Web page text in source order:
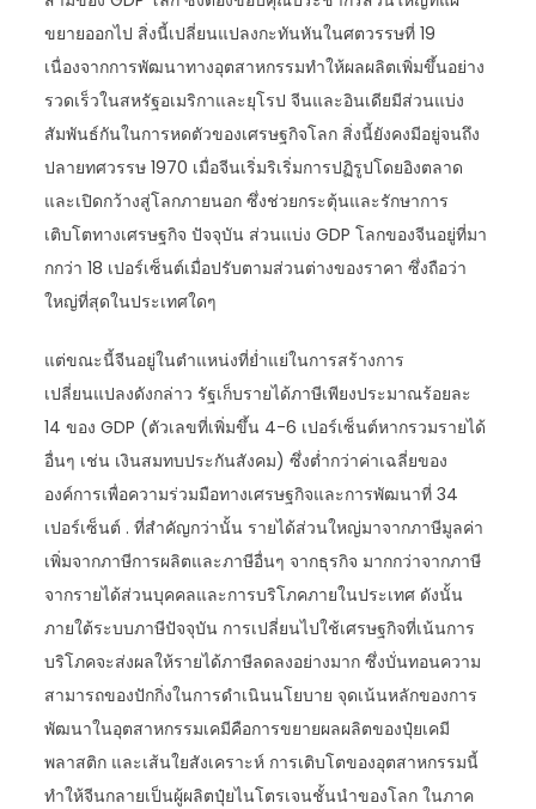
ขยายออกไป สิ่งนี้เปลี่ยนแปลงกะทันหันในศตวรรษที่ 19
เนื่องจากการพัฒนาทางอุตสาหกรรมทำให้ผลผลิตเพิ่มขึ้นอย่าง
รวดเร็วในสหรัฐอเมริกาและยุโรป จีนและอินเดียมีส่วนแบ่ง
สัมพันธ์กันในการหดตัวของเศรษฐกิจโลก สิ่งนี้ยังคงมีอยู่จนถึง
ปลายทศวรรษ 1970 เมื่อจีนเริ่มริเริ่มการปฏิรูปโดยอิงตลาด
และเปิดกว้างสู่โลกภายนอก ซึ่งช่วยกระตุ้นและรักษาการ
เติบโตทางเศรษฐกิจ ปัจจุบัน ส่วนแบ่ง GDP โลกของจีนอยู่ที่มา
กกว่า 18 เปอร์เซ็นต์เมื่อปรับตามส่วนต่างของราคา ซึ่งถือว่า
ใหญ่ที่สุดในประเทศใดๆ
แต่ขณะนี้จีนอยู่ในตำแหน่งที่ย่ำแย่ในการสร้างการ
เปลี่ยนแปลงดังกล่าว รัฐเก็บรายได้ภาษีเพียงประมาณร้อยละ
14 ของ GDP (ตัวเลขที่เพิ่มขึ้น 4-6 เปอร์เซ็นต์หากรวมรายได้
อื่นๆ เช่น เงินสมทบประกันสังคม) ซึ่งต่ำกว่าค่าเฉลี่ยของ
องค์การเพื่อความร่วมมือทางเศรษฐกิจและการพัฒนาที่ 34
เปอร์เซ็นต์ . ที่สำคัญกว่านั้น รายได้ส่วนใหญ่มาจากภาษีมูลค่า
เพิ่มจากภาษีการผลิตและภาษีอื่นๆ จากธุรกิจ มากกว่าจากภาษี
จากรายได้ส่วนบุคคลและการบริโภคภายในประเทศ ดังนั้น
ภายใต้ระบบภาษีปัจจุบัน การเปลี่ยนไปใช้เศรษฐกิจที่เน้นการ
บริโภคจะส่งผลให้รายได้ภาษีลดลงอย่างมาก ซึ่งบั่นทอนความ
สามารถของปักกิ่งในการดำเนินนโยบาย จุดเน้นหลักของการ
พัฒนาในอุตสาหกรรมเคมีคือการขยายผลผลิตของปุ๋ยเคมี
พลาสติก และเส้นใยสังเคราะห์ การเติบโตของอุตสาหกรรมนี้
ทำให้จีนกลายเป็นผู้ผลิตปุ๋ยไนโตรเจนชั้นนำของโลก ในภาค